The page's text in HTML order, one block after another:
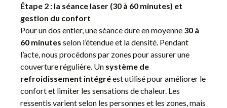
Étape 2 : la séance laser (30 à 60 minutes) et
gestion du confort
Pour un dos entier, une séance dure en moyenne 30 à
60 minutes selon l’étendue et la densité. Pendant
l’acte, nous procédons par zones pour assurer une
couverture régulière. Un système de
refroidissement intégréest utilisé pour améliorer le
confort et limiter les sensations de chaleur. Les
ressentis varient selon les personnes et les zones, mais